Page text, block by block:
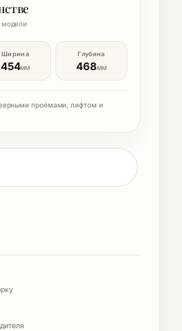
Ширина
454ММ
Глубина
468ММ
проёмами, лифтом и
товара Модуль